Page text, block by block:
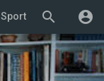
search account_circle
Sport